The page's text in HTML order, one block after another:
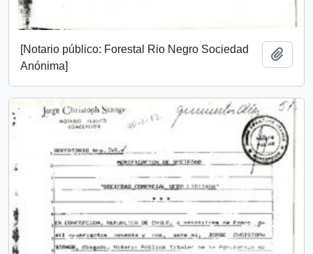
[Notario público: Forestal Rio Negro Sociedad
Anónima]